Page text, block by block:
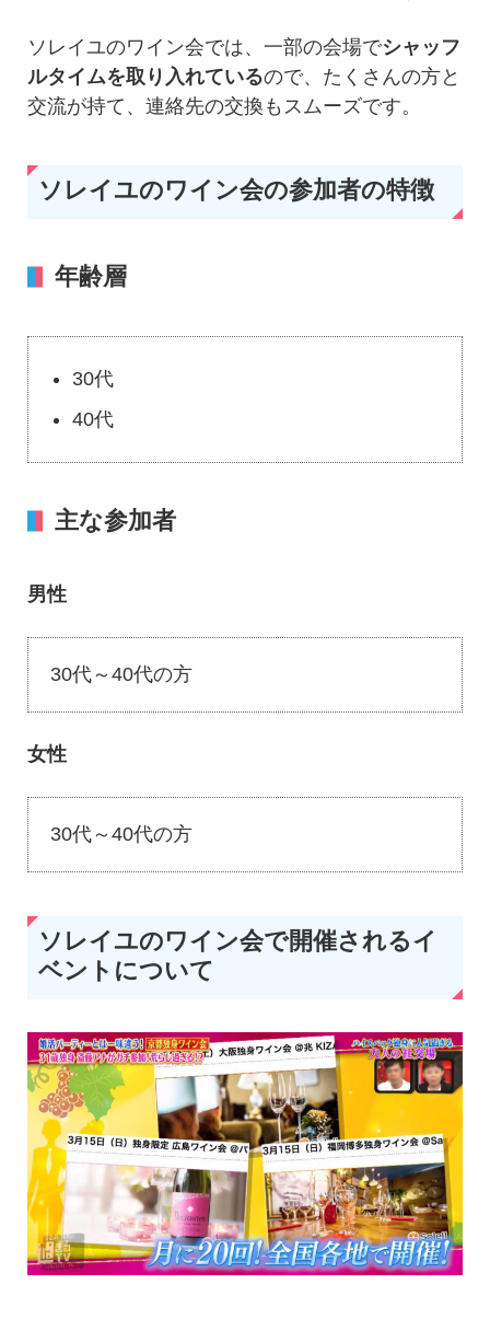
ソレイユのワイン会では、一部の会場でシャッフ
ルタイムを取り入れているので、たくさんの方と
交流が持て、連絡先の交換もスムーズです。
ソレイユのワイン会の参加者の特徴
年齢層
30代
40代
主な参加者
男性
30代～40代の方
女性
30代～40代の方
ソレイユのワイン会で開催されるイ
ベントについて